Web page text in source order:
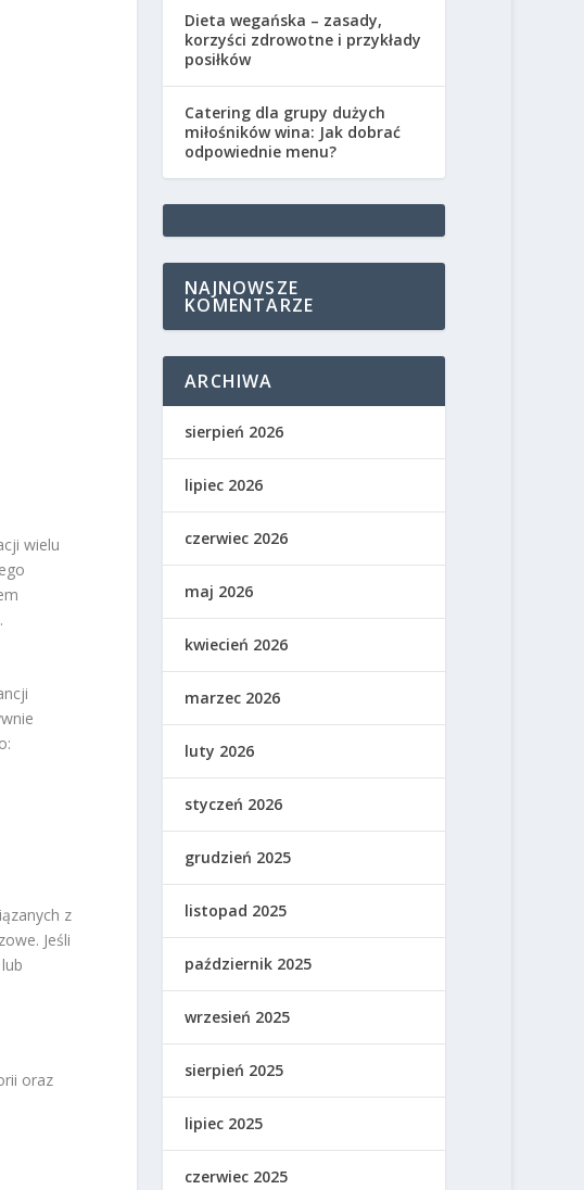
wielu
z
Jeśli
oraz
Dieta wegańska – zasady,
korzyści zdrowotne i przykłady
posiłków
Catering dla grupy dużych
miłośników wina: Jak dobrać
odpowiednie menu?
NAJNOWSZE
KOMENTARZE
ARCHIWA
sierpień 2026
lipiec 2026
czerwiec 2026
maj 2026
kwiecień 2026
marzec 2026
luty 2026
styczeń 2026
grudzień 2025
listopad 2025
październik 2025
wrzesień 2025
sierpień 2025
lipiec 2025
czerwiec 2025